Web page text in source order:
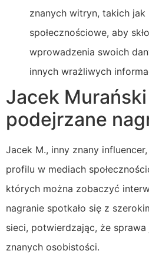
znanych witryn, takich
społecznościowe, aby
wprowadzenia swoich
innych wrażliwych
Jacek
podejrzane
Jacek M., inny znany
profilu w mediach
których można zobaczyć
nagranie spotkało się z
sieci, potwierdzając, że
znanych osobistości.